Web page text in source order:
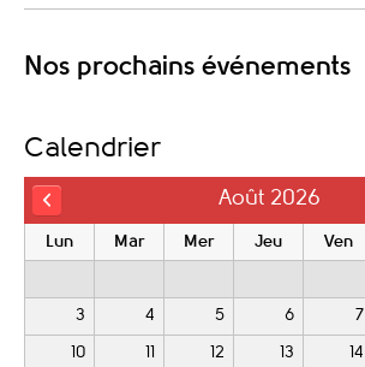
Nos prochains événements
Calendrier
Août 2026
Lun Mar Mer Jeu Ven
3 4 5 6 7
10 12 13 14